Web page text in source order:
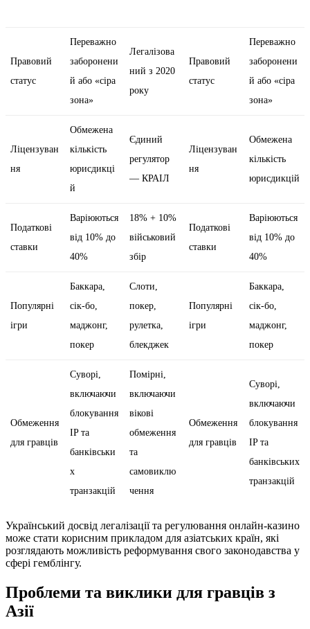
Правовий
статус
Переважно
заборонени
й або «сіра
зона»
Легалізова
ний з 2020
року
Правовий
статус
Переважно
заборонени
й або «сіра
зона»
Ліцензуван
ня
Обмежена
кількість
юрисдикці
й
Єдиний
регулятор
— КРАІЛ
Ліцензуван
ня
Обмежена
кількість
юрисдикцій
Податкові
ставки
Варіюються
від 10% до
40%
18% + 10%
військовий
збір
Податкові
ставки
Варіюються
від 10% до
40%
Популярні
ігри
Баккара,
сік-бо,
маджонг,
покер
Слоти,
покер,
рулетка,
блекджек
Популярні
ігри
Баккара,
сік-бо,
маджонг,
покер
Обмеження
для гравців
Суворі,
включаючи
блокування
IP та
банківськи
х
транзакцій
Помірні,
включаючи
вікові
обмеження
та
самовиклю
чення
Обмеження
для гравців
Суворі,
включаючи
блокування
IP та
банківських
транзакцій
Український досвід легалізації та регулювання онлайн-казино
може стати корисним прикладом для азіатських країн, які
розглядають можливість реформування свого законодавства у
сфері гемблінгу.
Проблеми та виклики для гравців з
Азії